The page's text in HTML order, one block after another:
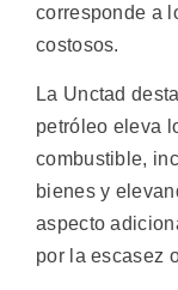
corresponde a
costosos.
La Unctad
petróleo eleva
combustible,
bienes y
aspecto
por la escasez